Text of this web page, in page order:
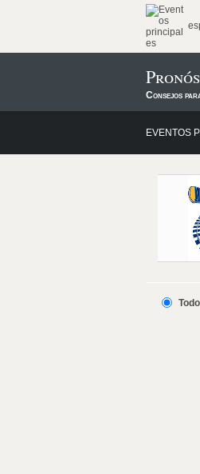
Consejos
EVENTOS
Todo